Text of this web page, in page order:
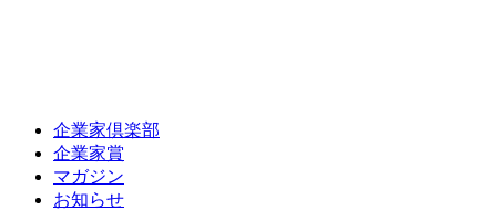
企業家倶楽部
企業家賞
マガジン
お知らせ